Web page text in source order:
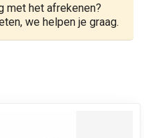
met het afrekenen?
we helpen je graag.